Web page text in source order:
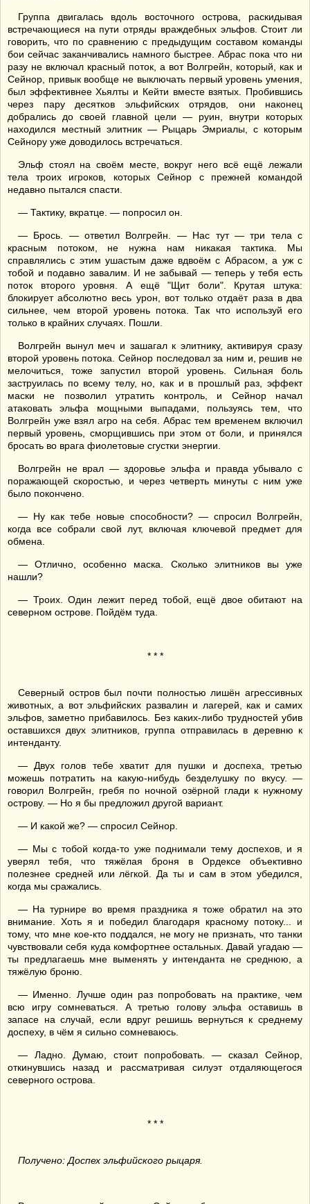
Группа двигалась вдоль восточного острова, раскидывая
встречающиеся на пути отряды враждебных эльфов. Стоит ли
говорить, что по сравнению с предыдущим составом команды
бои сейчас заканчивались намного быстрее. Абрас пока что ни
разу не включал красный поток, а вот Волгрейн, который, как и
Сейнор, привык вообще не выключать первый уровень умения,
был эффективнее Хьялты и Кейти вместе взятых. Пробившись
через пару десятков эльфийских отрядов, они наконец
добрались до своей главной цели — руин, внутри которых
находился местный элитник — Рыцарь Эмриалы, с которым
Сейнору уже доводилось встречаться.
Эльф стоял на своём месте, вокруг него всё ещё лежали
тела троих игроков, которых Сейнор с прежней командой
недавно пытался спасти.
— Тактику, вкратце. — попросил он.
— Брось. — ответил Волгрейн. — Нас тут — три тела с
красным потоком, не нужна нам никакая тактика. Мы
справлялись с этим ушастым даже вдвоём с Абрасом, а уж с
тобой и подавно завалим. И не забывай — теперь у тебя есть
поток второго уровня. А ещё "Щит боли". Крутая штука:
блокирует абсолютно весь урон, вот только отдаёт раза в два
сильнее, чем второй уровень потока. Так что используй его
только в крайних случаях. Пошли.
Волгрейн вынул меч и зашагал к элитнику, активируя сразу
второй уровень потока. Сейнор последовал за ним и, решив не
мелочиться, тоже запустил второй уровень. Сильная боль
заструилась по всему телу, но, как и в прошлый раз, эффект
маски не позволил утратить контроль, и Сейнор начал
атаковать эльфа мощными выпадами, пользуясь тем, что
Волгрейн уже взял агро на себя. Абрас тем временем включил
первый уровень, сморщившись при этом от боли, и принялся
бросать во врага фиолетовые сгустки энергии.
Волгрейн не врал — здоровье эльфа и правда убывало с
поражающей скоростью, и через четверть минуты с ним уже
было покончено.
— Ну как тебе новые способности? — спросил Волгрейн,
когда все собрали свой лут, включая ключевой предмет для
обмена.
— Отлично, особенно маска. Сколько элитников вы уже
нашли?
— Троих. Один лежит перед тобой, ещё двое обитают на
северном острове. Пойдём туда.
* * *
Северный остров был почти полностью лишён агрессивных
животных, а вот эльфийских развалин и лагерей, как и самих
эльфов, заметно прибавилось. Без каких-либо трудностей убив
оставшихся двух элитников, группа отправилась в деревню к
интенданту.
— Двух голов тебе хватит для пушки и доспеха, третью
можешь потратить на какую-нибудь безделушку по вкусу. —
говорил Волгрейн, гребя по ночной озёрной глади к нужному
острову. — Но я бы предложил другой вариант.
— И какой же? — спросил Сейнор.
— Мы с тобой когда-то уже поднимали тему доспехов, и я
уверял тебя, что тяжёлая броня в Ордексе объективно
полезнее средней или лёгкой. Да ты и сам в этом убедился,
когда мы сражались.
— На турнире во время праздника я тоже обратил на это
внимание. Хоть я и победил благодаря красному потоку... и
тому, что мне кое-кто поддался, не могу не признать, что танки
чувствовали себя куда комфортнее остальных. Давай угадаю —
ты предлагаешь мне выменять у интенданта не среднюю, а
тяжёлую броню.
— Именно. Лучше один раз попробовать на практике, чем
всю игру сомневаться. А третью голову эльфа оставишь в
запасе на случай, если вдруг решишь вернуться к среднему
доспеху, в чём я сильно сомневаюсь.
— Ладно. Думаю, стоит попробовать. — сказал Сейнор,
откинувшись назад и рассматривая силуэт отдаляющегося
северного острова.
* * *
Получено: Доспех эльфийского рыцаря.